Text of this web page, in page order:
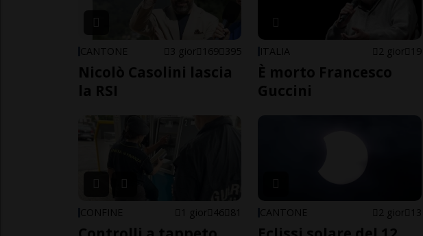
CANTONE 3 gior 169 395
Nicolò Casolini lascia
la RSI
ITALIA 2 gior 19
È morto Francesco
Guccini
CONFINE 1 gior 46 81 CANTONE 2 gior 13